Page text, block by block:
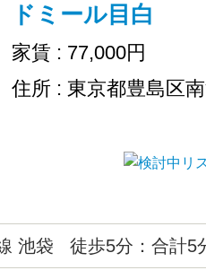
ドミール目白
家賃 : 77,000円
住所 : 東京都豊島区
池袋 徒歩5分：合計5